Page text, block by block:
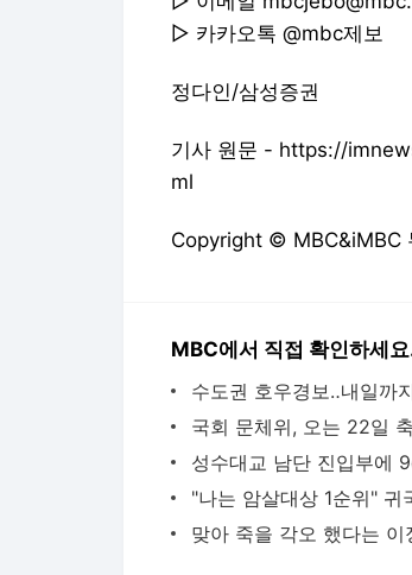
▷ 카카오톡 @mbc제보
정다인/삼성증권
기사 원문 - https://
ml
Copyright © MBC&iMBC
MBC에서 직접 확인하세